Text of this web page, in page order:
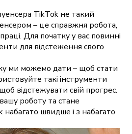
TikTok не такий
– це справжня робота,
Для початку у вас повинні
для відстеження свого
ми можемо дати – щоб стати
такі інструменти
відстежувати свій прогрес.
роботу та стане
швидше і з набагато